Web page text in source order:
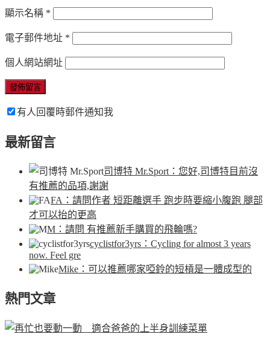
顯示名稱 *
電子郵件地址 *
個人網站網址
有人回覆時郵件通知我
最新留言
司博特 Mr.Sport ：您好,司博特目前沒
有推薦的品項,謝謝
FA ：請問作者 短距離選手 跑步時要縮小腹跑 腿部
才可以抬的更高
M ：請問 有推薦新手購買的飛輪嗎?
cyclistfor3yrs ：Cycling for almost 3 years
now. Feel gre
Mike ：可以推薦哪家啞鈴的短槓是一體成型的
熱門文章